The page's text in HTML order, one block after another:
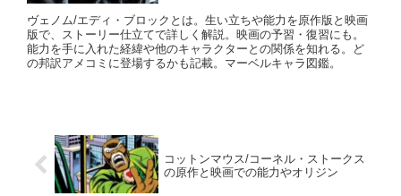
ヴェノム/エディ・ブロックとは。生い立ちや能力を原作版と映画
版で、ストーリー仕立てで詳しく解説。映画の予習・復習にも。
能力を手に入れた経緯や他のキャラクターとの関係を知れる。ど
の邦訳アメコミに登場するかも記載。マーベルキャラ図鑑。
コットンマウス/コーネル・ストークス
の原作と映画での能力やオリジン